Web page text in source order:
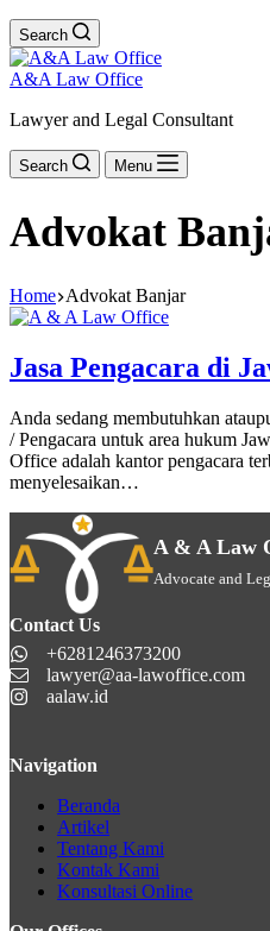
Search
A&A Law Office
Lawyer and Legal Consultant
Search Menu
Advokat
Home Advokat Banjar
Jasa Pengacara di
Anda sedang membutuhkan
/ Pengacara untuk area hukum
Office adalah kantor pengacara
menyelesaikan…
A & A Law
Advocate and
Contact Us
+6281246373200
lawyer@aa-lawoffice.com
aalaw.id
Navigation
Beranda
Artikel
Tentang Kami
Kontak Kami
Konsultasi Online